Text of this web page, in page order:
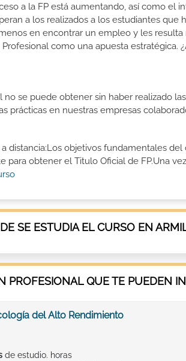
a la FP está aumentando, así como el
a los realizados a los estudiantes que
en encontrar un empleo y les
como una apuesta estratégica.
se puede obtener sin haber realizado
prácticas en nuestras empresas
distancia:Los objetivos fundamentales del
para obtener el Titulo Oficial de FP.Una
SE ESTUDIA EL CURSO EN
PROFESIONAL QUE TE PUEDEN
del Alto Rendimiento
de estudio. horas